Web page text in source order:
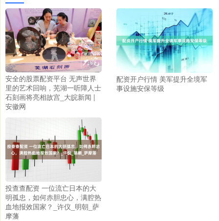
安全的股票配资平台 无声世界
里的艺术回响，芜湖一听障人士
石刻画将亮相故宫_大皖新闻 |
安徽网
配资开户行情 美军提升全境军
事设施安保等级
投查查配资 一位流亡日本的大
明孤忠，如何赤胆忠心，满腔热
血地报效国家？_许仪_明朝_萨
摩藩